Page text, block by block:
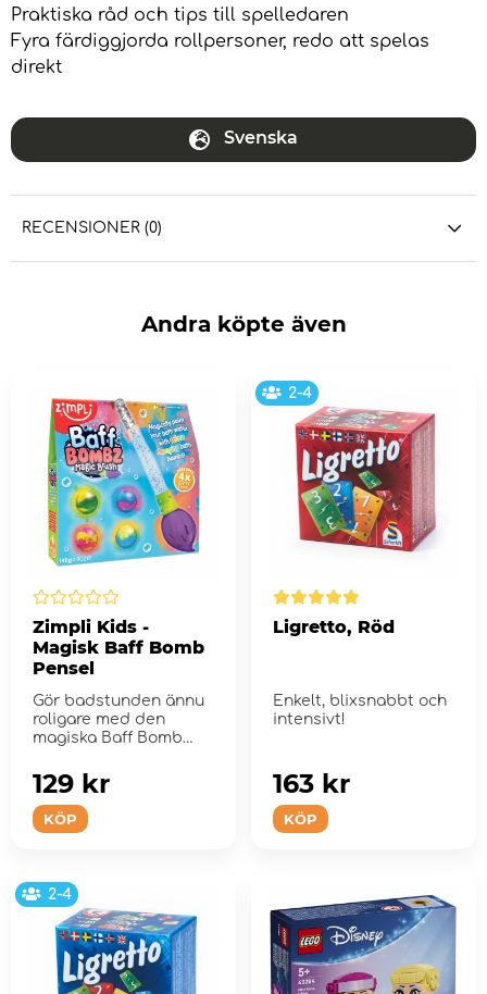
Praktiska råd och tips till spelledaren
Fyra färdiggjorda rollpersoner, redo att spelas
direkt
Svenska
RECENSIONER (0)
Andra köpte även
Zimpli Kids -
Magisk Baff Bomb
Pensel
Gör badstunden ännu
roligare med den
magiska Baff Bomb
KÖP
129 kr
2-4
Ligretto, Röd
Enkelt, blixsnabbt och
intensivt!
KÖP
163 kr
2-4